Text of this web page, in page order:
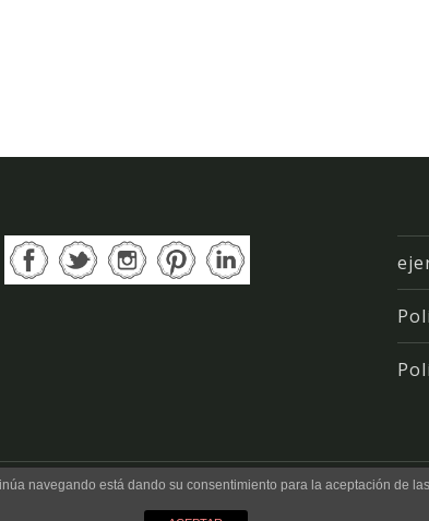
navegando está dando su consentimiento para la aceptación de